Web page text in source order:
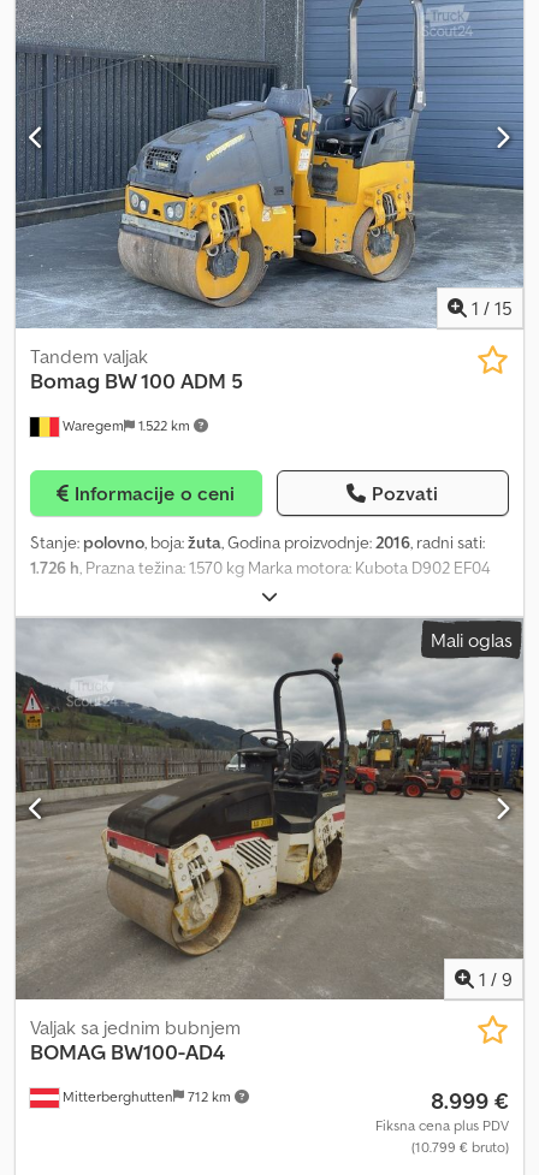
1 / 15
Waregem 1.522 km
Tandem valjak
Bomag BW 100 ADM 5
Informacije o ceni Pozvati
Stanje: polovno, boja:žuta, Godina proizvodnje:2016, radni sati:
1.726 h, Prazna težina: 1.570 kg Marka motora: Kubota D902 EF04
Za više informacija obratite se prodajnom odeljenju. Dcedpey
Ircmefx Andek
Mali oglas
1 / 9
Mitterberghutten 712 km
Valjak sa jednim bubnjem
BOMAG BW100-AD4
8.999 €
Fiksna cena plus PDV
(10.799 € bruto)